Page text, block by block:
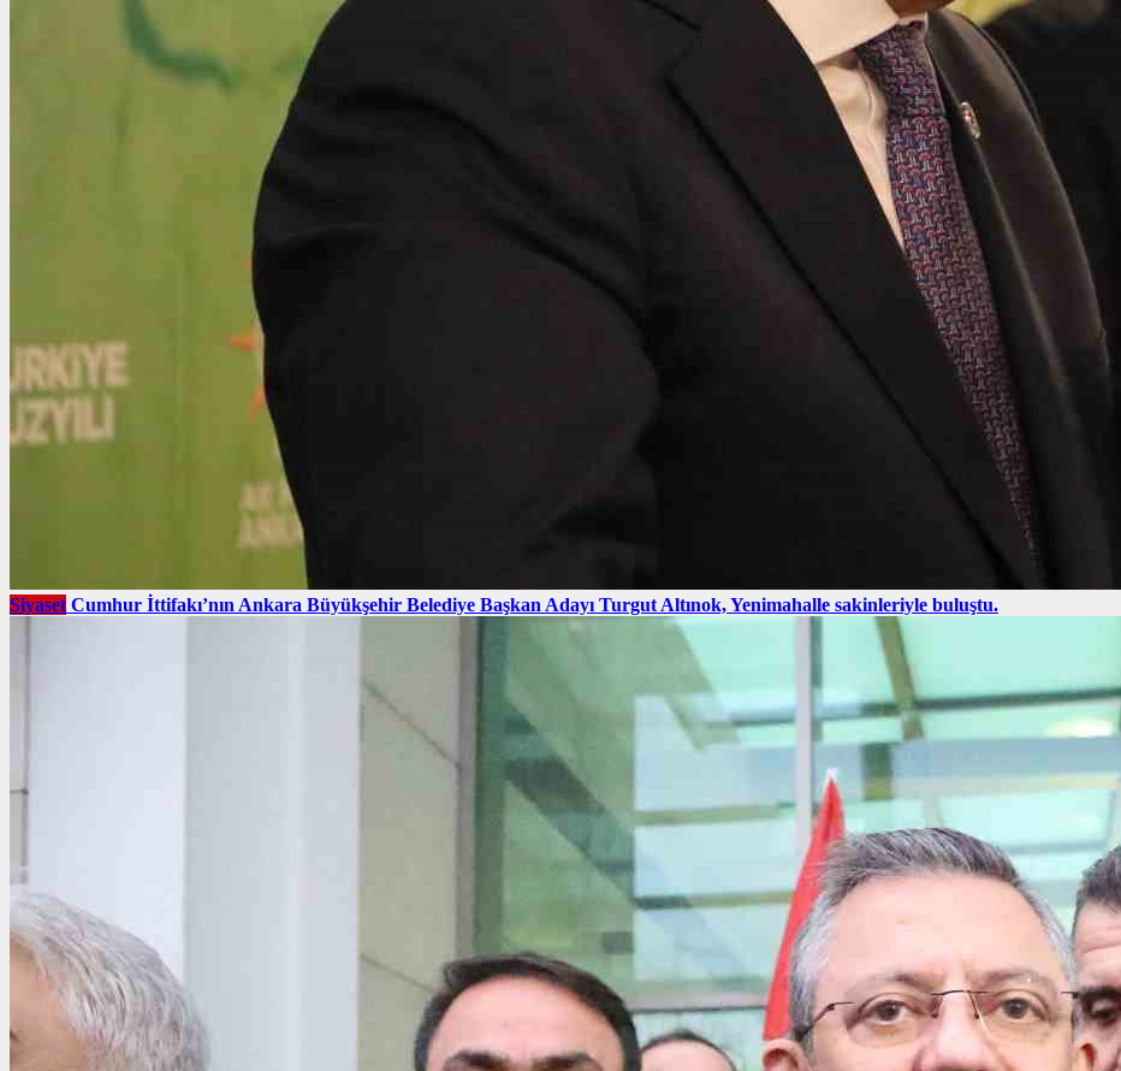
Siyaset Cumhur İttifakı’nın Ankara Büyükşehir Belediye Başkan Adayı Turgut Altınok, Yenimahalle sakinleriyle buluştu.